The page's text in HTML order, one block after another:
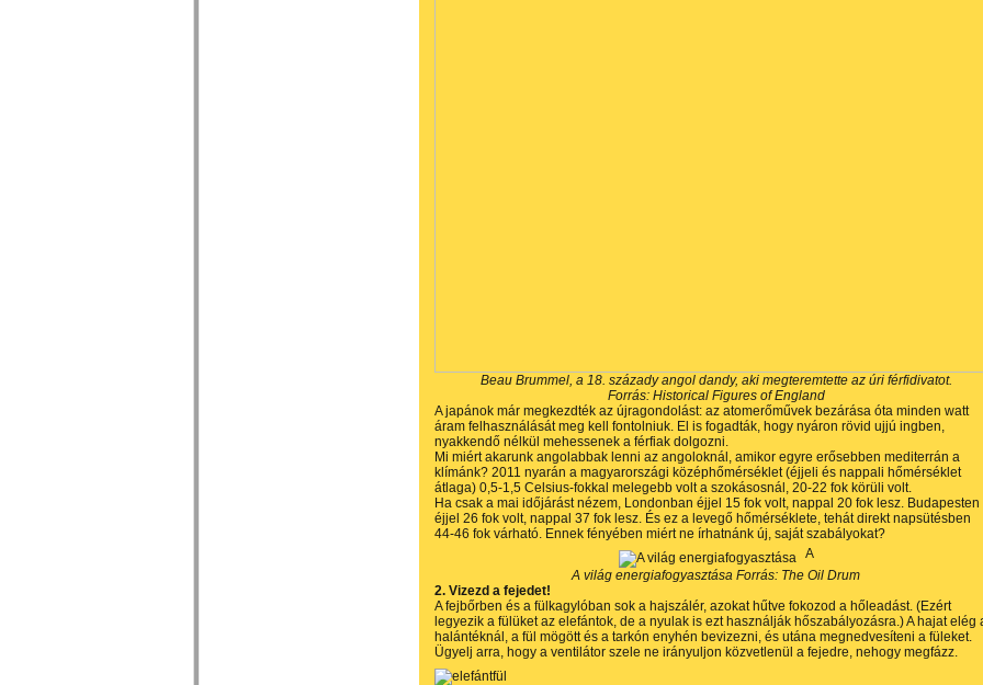
Beau Brummel, a 18. százady angol dandy, aki megteremtette az úri férfidivatot.
Forrás: Historical Figures of England
A japánok már megkezdték az újragondolást: az atomerőművek bezárása óta minden watt
áram felhasználását meg kell fontolniuk. El is fogadták, hogy nyáron rövid ujjú ingben,
nyakkendő nélkül mehessenek a férfiak dolgozni.
Mi miért akarunk angolabbak lenni az angoloknál, amikor egyre erősebben mediterrán a
klímánk? 2011 nyarán a magyarországi középhőmérséklet(éjjeli és nappali hőmérséklet
átlaga) 0,5-1,5 Celsius-fokkal melegebb volt a szokásosnál, 20-22 fok körüli volt.
Ha csak a mai időjárást nézem, Londonban éjjel 15 fok volt, nappal 20 fok lesz. Budapesten
éjjel 26 fok volt, nappal 37 fok lesz. És ez a levegő hőmérséklete, tehát direkt napsütésben
44-46 fok várható. Ennek fényében miért ne írhatnánk új, saját szabályokat?
A
A világ energiafogyasztása Forrás: The Oil Drum
2. Vizezd a fejedet!
A fejbőrben és a fülkagylóban sok a hajszálér, azokat hűtve fokozod a hőleadást. (Ezért
legyezik a fülüket az elefántok, de a nyulak is ezt használják hőszabályozásra.) A hajat elég
halántéknál, a fül mögött és a tarkón enyhén bevizezni, és utána megnedvesíteni a füleket.
Ügyelj arra, hogy a ventilátor szele ne irányuljon közvetlenül a fejedre, nehogy megfázz.